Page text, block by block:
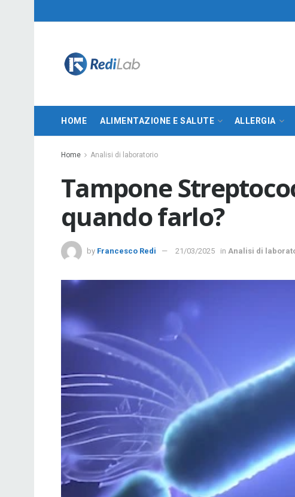
HOME ALIMENTAZIONE E SALUTE ALLERGIA
Home Analisi di laboratorio
Tampone
quando farlo?
by Francesco Redi 21/03/2025 in Analisi di